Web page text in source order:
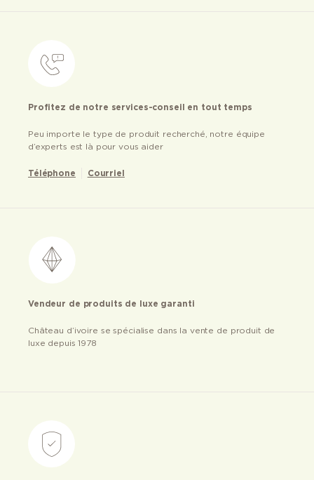
Profitez de notre services-conseil en tout temps
Peu importe le type de produit recherché, notre équipe
d’experts est là pour vous aider
Téléphone Courriel
Vendeur de produits de luxe garanti
Château d’ivoire se spécialise dans la vente de produit de
luxe depuis 1978